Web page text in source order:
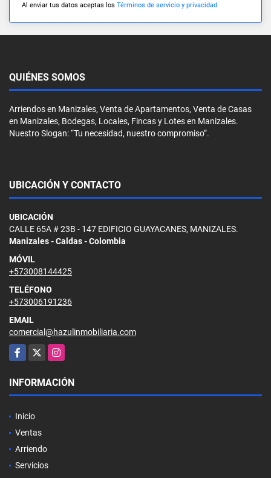
Al enviar tus datos aceptas los Términos de servicio y privacidad
QUIÉNES SOMOS
Arriendos en Manizales, Venta de Apartamentos, Venta de Casas
en Manizales, Bodegas, Locales, Fincas y Lotes en Manizales.
Nuestro Slogan: “Tu necesidad, nuestro compromiso”.
UBICACIÓN Y CONTACTO
UBICACIÓN
CALLE 65A # 23B - 147 EDIFICIO GUAYACANES, MANIZALES.
Manizales - Caldas - Colombia
MÓVIL
+573008144425
TELÉFONO
+573006191236
EMAIL
comercial@hazulinmobiliaria.com
Facebook
X Instagram
INFORMACIÓN
Inicio
Ventas
Arriendo
Servicios